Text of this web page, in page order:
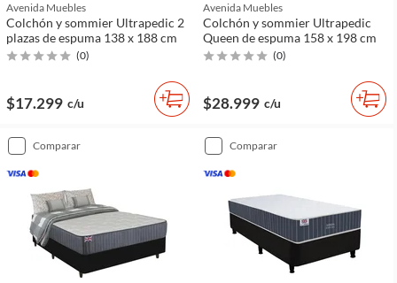
Avenida Muebles
Colchón y sommier Ultrapedic 2
plazas de espuma 138 x 188 cm
(0)
$17.299 c/u
Avenida Muebles
Colchón y sommier Ultrapedic
Queen de espuma 158 x 198 cm
(0)
$28.999 c/u
comparar comparar